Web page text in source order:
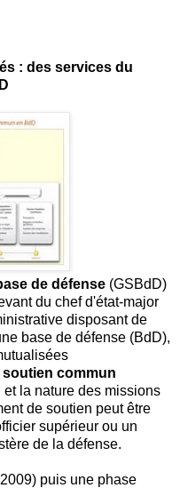
: des services du
de défense (GSBdD)
du chef d'état-major
disposant de
base de défense (BdD),
commun
la nature des missions
de soutien peut être
supérieur ou un
de la défense.
puis une phase